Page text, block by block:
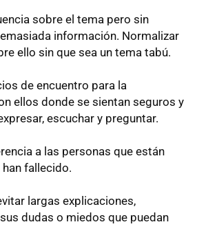
sobre el tema pero sin
información. Normalizar
ello sin que sea un tema tabú.
de encuentro para la
ellos donde se sientan seguros y
escuchar y preguntar.
a las personas que están
fallecido.
largas explicaciones,
dudas o miedos que puedan